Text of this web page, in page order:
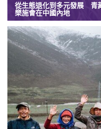
從生態退化到多元發展 青
樂施會在中國內地